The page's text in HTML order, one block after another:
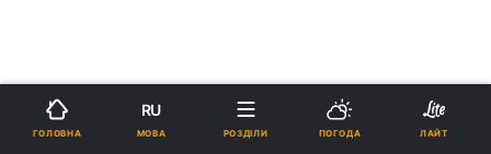
ГОЛОВНА
RU
МОВА РОЗДІЛИ ПОГОДА ЛАЙТ